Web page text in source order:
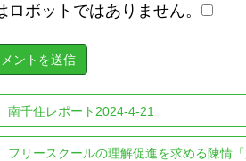
ロボットではありません。
南千住レポート2024-4-21
フリースクールの理解促進を求める陳情